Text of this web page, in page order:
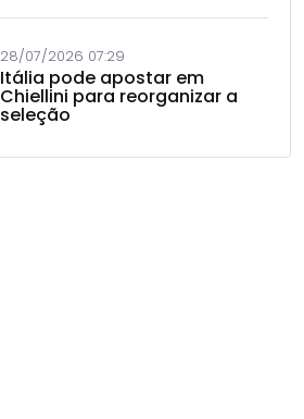
28/07/2026 07:29
Itália pode apostar em
Chiellini para reorganizar a
seleção